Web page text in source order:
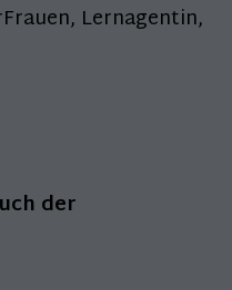
, Lernagentin,
der